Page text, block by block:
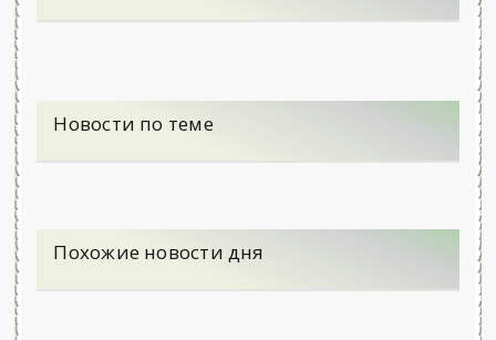
Новости по теме
Похожие новости дня